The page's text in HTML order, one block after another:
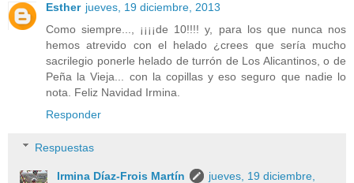
Esther jueves, 19 diciembre, 2013
Como siempre..., ¡¡¡¡de 10!!!! y, para los que nunca nos
hemos atrevido con el helado ¿crees que sería mucho
sacrilegio ponerle helado de turrón de Los Alicantinos, o de
Peña la Vieja... con la copillas y eso seguro que nadie lo
nota. Feliz Navidad Irmina.
Responder
Respuestas
Irmina Díaz-Frois Martín
jueves, 19 diciembre,